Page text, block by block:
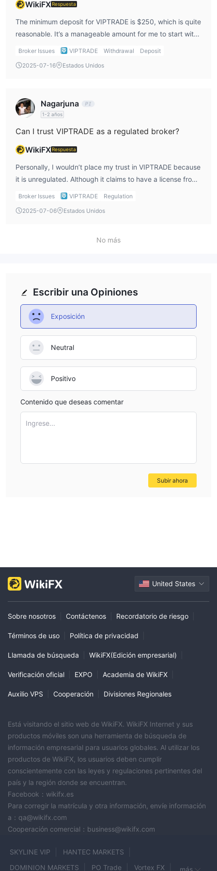
del bróker.
WikiFX Respuesta
The minimum deposit for VIPTRADE is $250, which is quite
reasonable. It’s a manageable amount for me to start with,
especially if I’m just testing the platform or getting into
Broker Issues VIPTRADE Withdrawal
Deposit
2025-07-16
Estados Unidos
Nagarjuna
1-2 años
Can I trust VIPTRADE as a regulated broker?
WikiFX Respuesta
Personally, I wouldn’t place my trust in VIPTRADE because
it is unregulated. Although it claims to have a license from
the National Bank of Georgia, it lacks oversight from major
safety of my funds.
Broker Issues VIPTRADE
Regulation
2025-07-06
Estados Unidos
No más
Escribir una Opiniones
Exposición
Neutral
Positivo
Contenido que deseas comentar
Ingrese...
Subir ahora
United States
Sobre nosotros Contáctenos Recordatorio de riesgo
Términos de uso Política de privacidad
Llamada de búsqueda WikiFX(Edición empresarial)
Verificación oficial EXPO Academia de WikiFX
Auxilio VPS Cooperación Divisiones Regionales
Está visitando el sitio web de WikiFX. WikiFX Internet y sus
productos móviles son una herramienta de búsqueda de
información empresarial para usuarios globales. Al utilizar los
productos de WikiFX, los usuarios deben cumplir
conscientemente con las leyes y regulaciones pertinentes del
país y la región donde se encuentran.
Facebook：wikifx.es
Para corregir la matrícula y otra información, envíe información
a：qa@wikifx.com
Cooperación comercial：business@wikifx.com
SKYLINE VIP
HANTEC MARKETS
DOMINION MARKETS
PO Trade Vortex FX más